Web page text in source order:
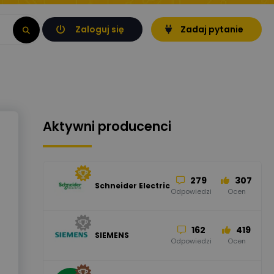
Zaloguj się Zadaj pytanie
Aktywni producenci
Schneider Electric 279
Odpowiedzi
307
Ocen
SIEMENS 162
Odpowiedzi
419
Ocen